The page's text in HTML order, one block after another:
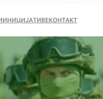
ИНИЦИЈАТИВЕКОНТАКТ